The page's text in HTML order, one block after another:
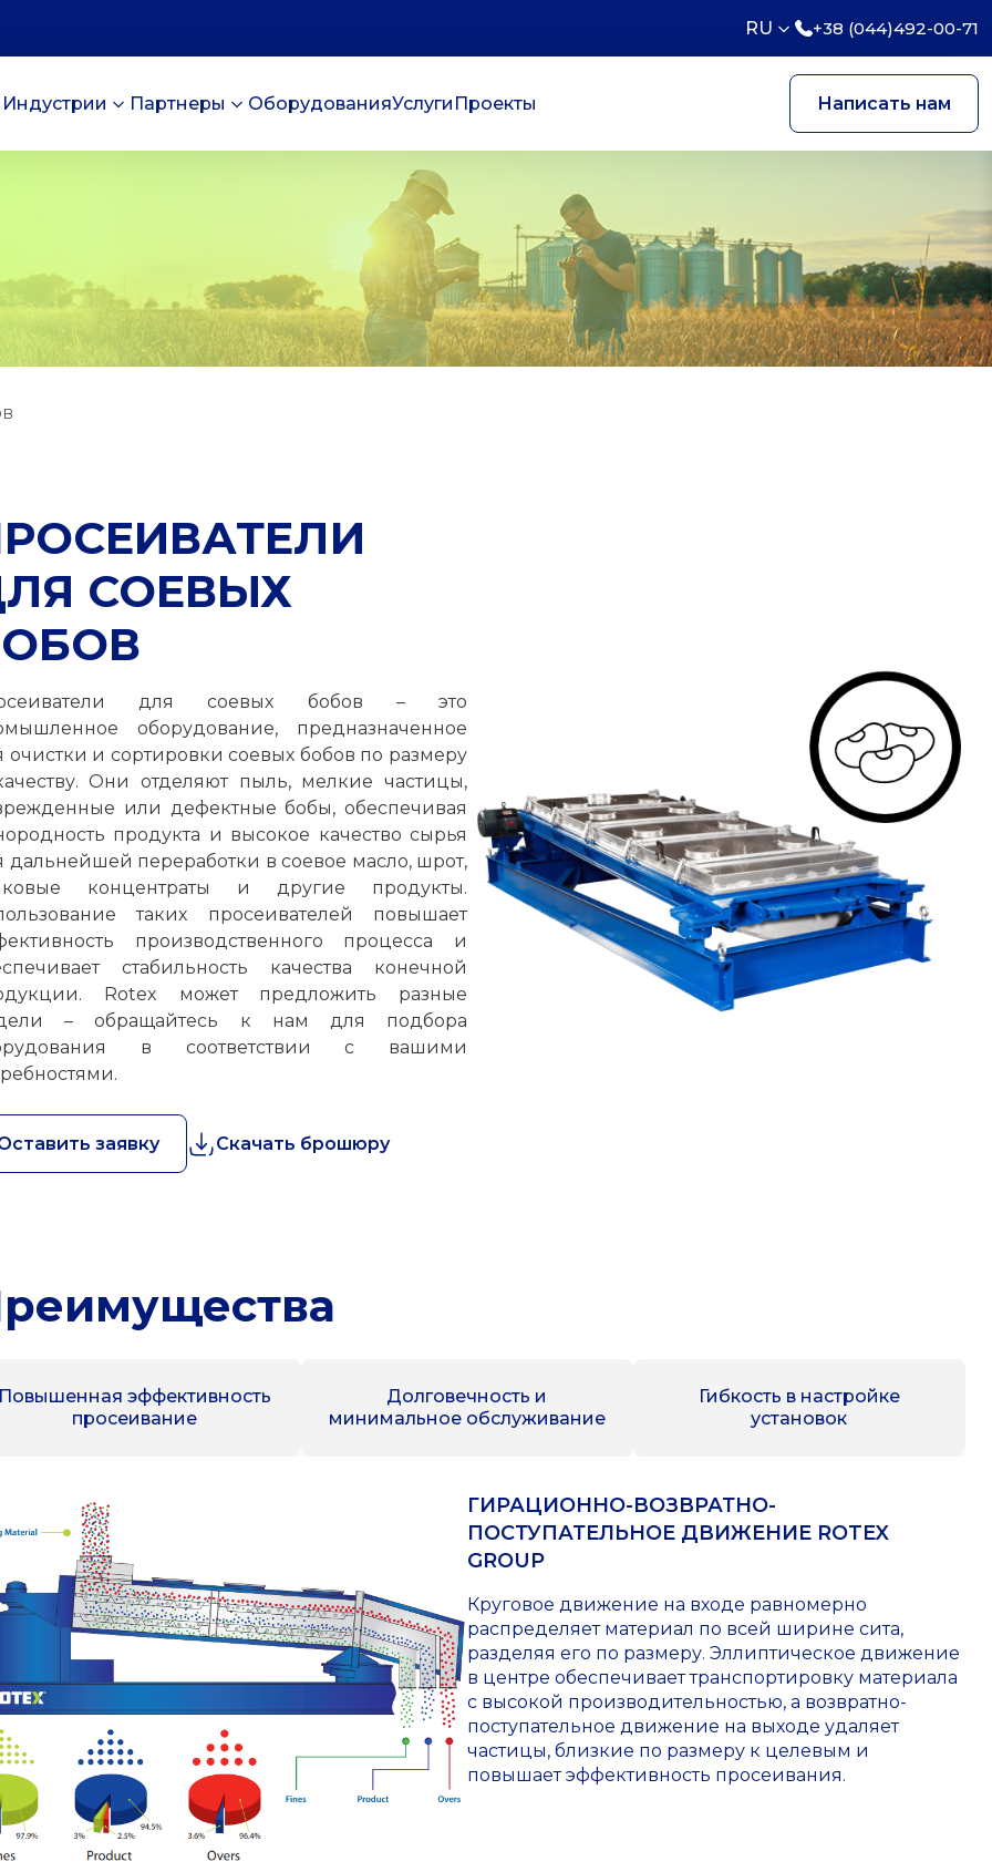
RU +38 (044)492-00-71
Индустрии Партнеры ОборудованияУслуги Проекты Написать нам
СОЕВЫХ
для соевых бобов – это
оборудование, предназначенное
очистки и сортировки соевых бобов по размеру
Они отделяют пыль, мелкие частицы,
или дефектные бобы, обеспечивая
продукта и высокое качество сырья
дальнейшей переработки в соевое масло, шрот,
концентраты и другие продукты.
таких просеивателей повышает
производственного процесса и
стабильность качества конечной
Rotex может предложить разные
– обращайтесь к нам для подбора
в соответствии с вашими
заявку Скачать брошюру
эффективность
просеивание
Долговечность и
минимальное обслуживание
Гибкость в настройке
установок
ГИРАЦИОННО-ВОЗВРАТНО-
ПОСТУПАТЕЛЬНОЕ ДВИЖЕНИЕ ROTEX
GROUP
Круговое движение на входе равномерно
распределяет материал по всей ширине сита,
разделяя его по размеру. Эллиптическое движение
в центре обеспечивает транспортировку материала
с высокой производительностью, а возвратно-
поступательное движение на выходе удаляет
частицы, близкие по размеру к целевым и
повышает эффективность просеивания.